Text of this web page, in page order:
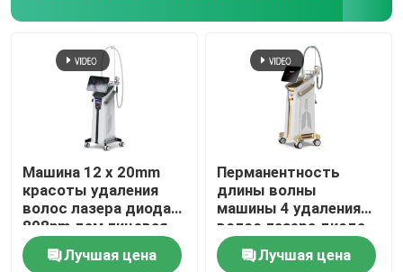
Машина 12 x 20mm
красоты удаления
волос лазера диода
808nm дам лицевая
Лучшая цена
Перманентность
длины волны
машины 4 удаления
волос лазера диода
12 x 35mm для
домашнего 808nm
Лучшая цена